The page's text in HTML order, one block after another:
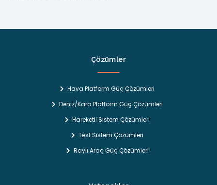
Çözümler
Hava Platform Güç Çözümleri
Deniz/Kara Platform Güç Çözümleri
Hareketli Sistem Çözümleri
Test Sistem Çözümleri
Raylı Araç Güç Çözümleri